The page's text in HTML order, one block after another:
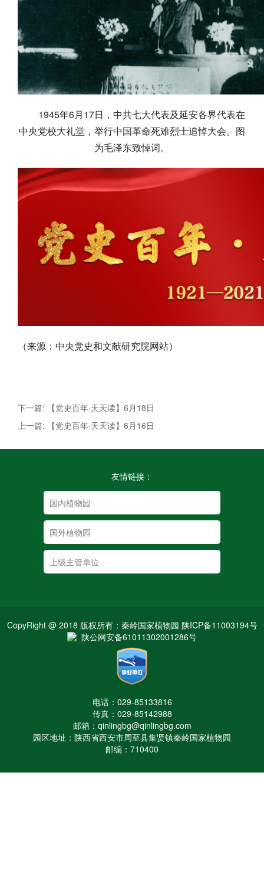
1945年6月17日，中共七大代表及延安各界代表在
中央党校大礼堂，举行中国革命死难烈士追悼大会。图
为毛泽东致悼词。
（来源：中央党史和文献研究院网站）
下一篇: 【党史百年·天天读】6月18日
上一篇: 【党史百年·天天读】6月16日
友情链接：
CopyRight @ 2018 版权所有：秦岭国家植物园 陕ICP备11003194号
陕公网安备61011302001286号
电话：029-85133816
传真：029-85142988
邮箱：qinlingbg@qinlingbg.com
园区地址：陕西省西安市周至县集贤镇秦岭国家植物园
邮编：710400